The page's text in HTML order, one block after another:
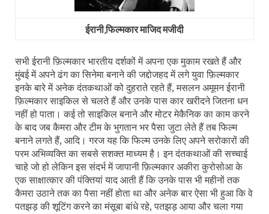
ईरानी फि़ल्‍मकार माजिद मजीदी
सभी ईरानी फ़िल्मकार भारतीय दर्शकों में अपना एक मुकाम रखते हैं और
मुंबई में अपने ढंग का सिनेमा बनाने की जद्दोजहद में लगे युवा फ़िल्मकार
इनके बारे में अनेक दंतकथाओं को दुहराते रहते हैं,मसलन अमूमन ईरानी
फ़िल्मकार साइकिल से चलते हैं और उनके पास कार खरीदने जितना धन
नहीं हो पाता। कई तो साइकिल बनाने और मोटर मेकैनिक का काम करने
के बाद जब कैमरा और टीम के भुगतान भर पैसा जुटा लेते हैं तब फिल्म
बनाने लगते हैं, आदि। गरज यह कि फिल्म उनके लिए अपने सरोकारों की
परम अभिव्यक्ति का सबसे सशक्त माध्यम है। इन दंतकथाओं की सच्चाई
चाहे जो हो लेकिन इस संदर्भ में जापानी फ़िल्मकार अकीरा कुरोसोआ के
एक साक्षात्कार की पंक्तियां याद आती हैं कि उनके पास भी महीनों तक
कैमरा उठाने तक का पैसा नहीं होता था और अनेक बार ऐसा भी हुआ कि वे
पतझड़ की शूटिंग करने का मंसूबा बांधे रहे,पतझड़ आया और चला गया